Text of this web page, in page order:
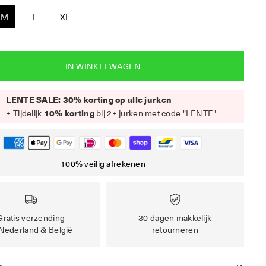
M L XL
IN WINKELWAGEN
LENTE SALE: 30% korting op alle jurken
+ Tijdelijk 10% kortingbij 2+ jurken met code "LENTE"
100% veilig afrekenen
verzending
& België
30 dagen makkelijk
retourneren